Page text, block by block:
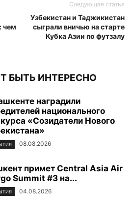
чем
Следующая статья
Узбекистан и Таджикистан
сыграли вничью на старте
Кубка Азии по футзалу
БЫТЬ ИНТЕРЕСНО
наградили
национального
«Созидатели Нового
08.08.2026
примет Central Asia Air
Summit #3 на...
04.08.2026